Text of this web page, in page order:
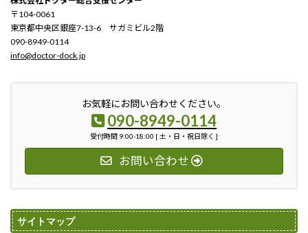
〒104-0061
東京都中央区銀座7-13-6 サガミビル2階
090-8949-0114
info@doctor-dock.jp
お気軽にお問い合わせください。
090-8949-0114
受付時間 9:00-18:00 [ 土・日・祝日除く ]
お問い合わせ
サイトマップ